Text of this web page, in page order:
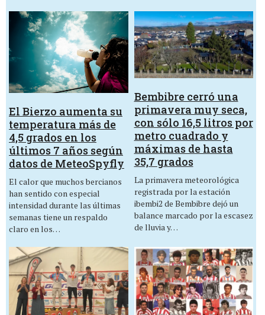
El Bierzo aumenta su
temperatura más de
4,5 grados en los
últimos 7 años según
datos de MeteoSpyfly
El calor que muchos bercianos
han sentido con especial
intensidad durante las últimas
semanas tiene un respaldo
claro en los…
Bembibre cerró una
primavera muy seca,
con sólo 16,5 litros por
metro cuadrado y
máximas de hasta
35,7 grados
La primavera meteorológica
registrada por la estación
ibembi2 de Bembibre dejó un
balance marcado por la escasez
de lluvia y…